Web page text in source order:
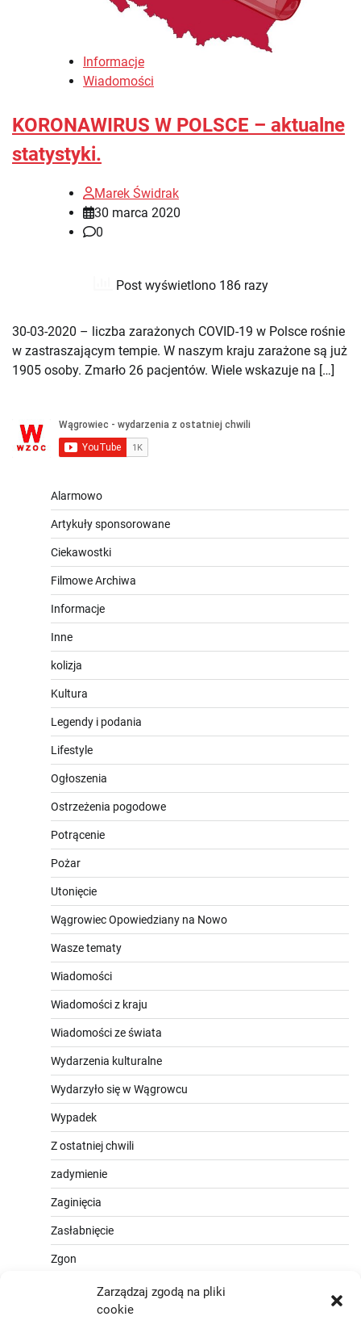
Zarządzaj zgodą na pliki
cookie
Informacje
Wiadomości
KORONAWIRUS W POLSCE – aktualne
statystyki.
Marek Świdrak
30 marca 2020
0
Post wyświetlono 186 razy
30-03-2020 – liczba zarażonych COVID-19 w Polsce rośnie
w zastraszającym tempie. W naszym kraju zarażone są już
1905 osoby. Zmarło 26 pacjentów. Wiele wskazuje na […]
Alarmowo
Artykuły sponsorowane
Ciekawostki
Filmowe Archiwa
Informacje
Inne
kolizja
Kultura
Legendy i podania
Lifestyle
Ogłoszenia
Ostrzeżenia pogodowe
Potrącenie
Pożar
Utonięcie
Wągrowiec Opowiedziany na Nowo
Wasze tematy
Wiadomości
Wiadomości z kraju
Wiadomości ze świata
Wydarzenia kulturalne
Wydarzyło się w Wągrowcu
Wypadek
Z ostatniej chwili
zadymienie
Zaginięcia
Zasłabnięcie
Zgon